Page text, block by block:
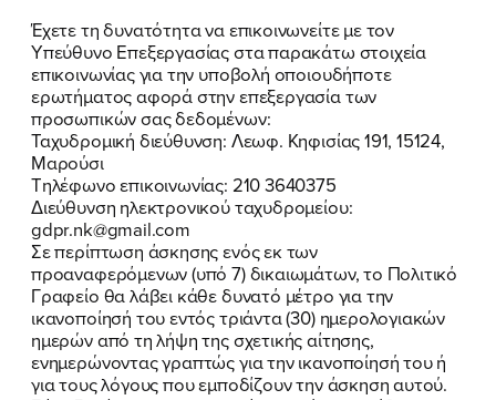
Έχετε τη δυνατότητα να επικοινωνείτε με τον
Υπεύθυνο Επεξεργασίας στα παρακάτω στοιχεία
επικοινωνίας για την υποβολή οποιουδήποτε
ερωτήματος αφορά στην επεξεργασία των
προσωπικών σας δεδομένων:
Ταχυδρομική διεύθυνση: Λεωφ. Κηφισίας 191, 15124,
Μαρούσι
Tηλέφωνο επικοινωνίας: 210 3640375
Διεύθυνση ηλεκτρονικού ταχυδρομείου:
gdpr.nk@gmail.com
Σε περίπτωση άσκησης ενός εκ των
προαναφερόμενων (υπό 7) δικαιωμάτων, το Πολιτικό
Γραφείο θα λάβει κάθε δυνατό μέτρο για την
ικανοποίησή του εντός τριάντα (30) ημερολογιακών
ημερών από τη λήψη της σχετικής αίτησης,
ενημερώνοντας γραπτώς για την ικανοποίησή του ή
για τους λόγους που εμποδίζουν την άσκηση αυτού.